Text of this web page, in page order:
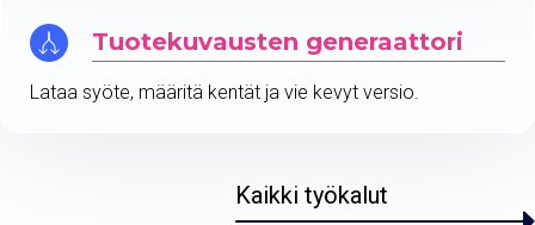
Tuotekuvausten generaattori
Lataa syöte, määritä kentät ja vie kevyt versio.
Kaikki työkalut